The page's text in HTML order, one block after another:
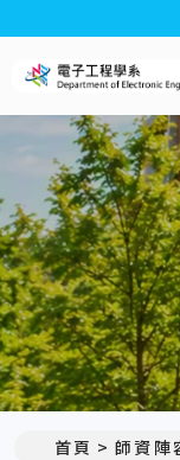
首頁 師資陣